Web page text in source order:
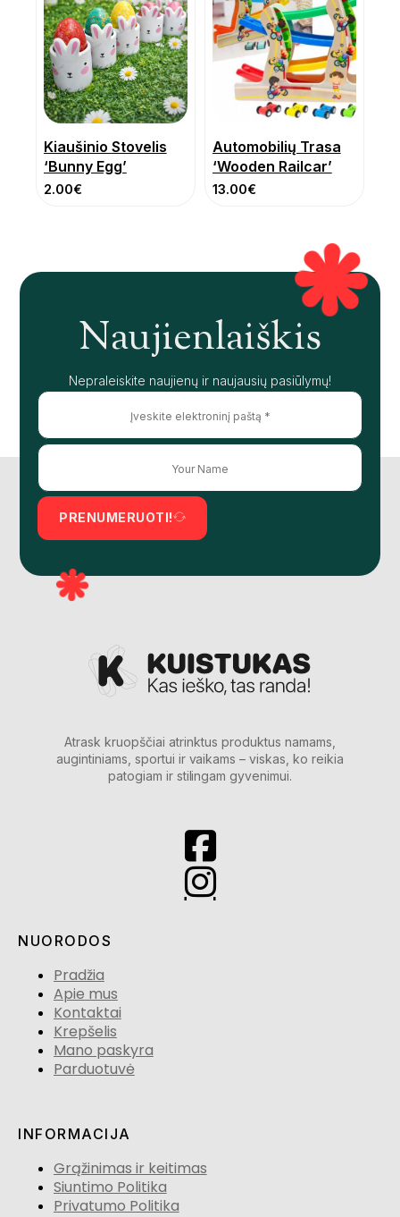
Kiaušinio Stovelis
‘Bunny Egg’
2.00€
Automobilių Trasa
‘Wooden Railcar’
13.00€
Naujienlaiškis
Nepraleiskite naujienų ir naujausių pasiūlymų!
PRENUMERUOTI!
Atrask kruopščiai atrinktus produktus namams,
augintiniams, sportui ir vaikams – viskas, ko reikia
patogiam ir stilingam gyvenimui.
NUORODOS
Pradžia
Apie mus
Kontaktai
Krepšelis
Mano paskyra
Parduotuvė
INFORMACIJA
Grąžinimas ir keitimas
Siuntimo Politika
Privatumo Politika